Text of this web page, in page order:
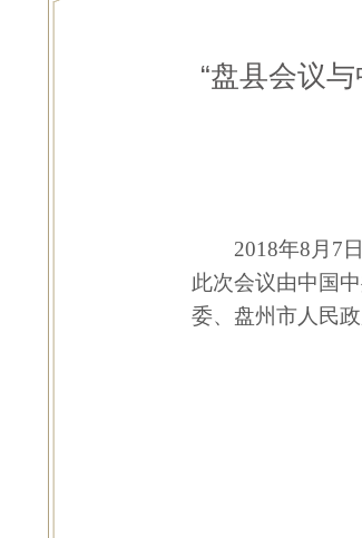
“盘县会议
2018年8 月 7
此次会议由中国
委、盘州市人民政